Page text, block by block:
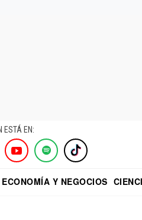
ESTÁ EN:
ECONOMÍA Y NEGOCIOS